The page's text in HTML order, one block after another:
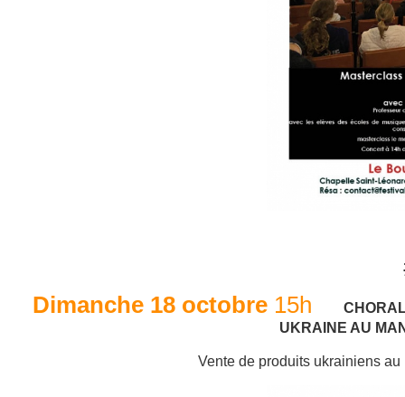
Dimanche 18 octobre 15h
UKRAINE AU
Vente de produits ukrainiens